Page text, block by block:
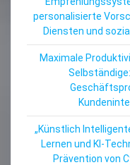
personalisierte
Diensten und
Maximale
„Künstlich
Lernen und KI-
Prävention von